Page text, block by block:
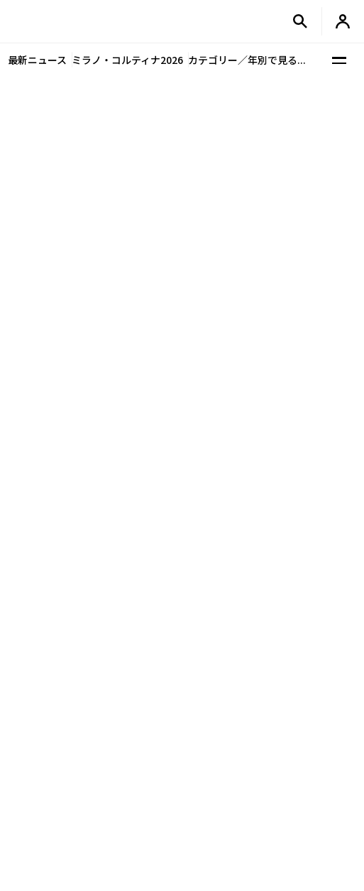
最新ニュース ミラノ・コルティナ2026 カテゴリー／年別で見る...